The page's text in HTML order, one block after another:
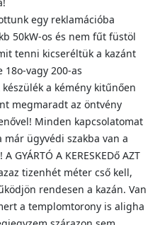
egy reklamációba
50kW-os és nem fűt füstöl
tenni kicseréltük a kazánt
18o-vagy 200-as
készülék a kémény kitűnően
megmaradt az öntvény
Minden kapcsolatomat
már ügyvédi szakba van a
GYÁRTÓ A KERESKEDő AZT
tizenhét méter cső kell,
rendesen a kazán. Van
a templomtorony is aligha